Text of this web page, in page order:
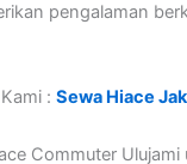
pengalaman
Kami :Sewa Hiace
Commuter Ulujami